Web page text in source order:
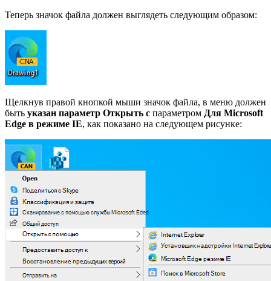
Теперь значок файла должен выглядеть следующим образом:
Щелкнув правой кнопкой мыши значок файла, в меню должен
быть указан параметр Открыть с параметром Для Microsoft
Edge в режиме IE, как показано на следующем рисунке: